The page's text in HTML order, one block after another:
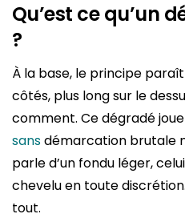
Qu’est ce qu’un
?
À la base, le principe
côtés, plus long sur le
comment. Ce dégradé
sansdémarcation brutale
parle d’un fondu léger,
chevelu en toute
tout.